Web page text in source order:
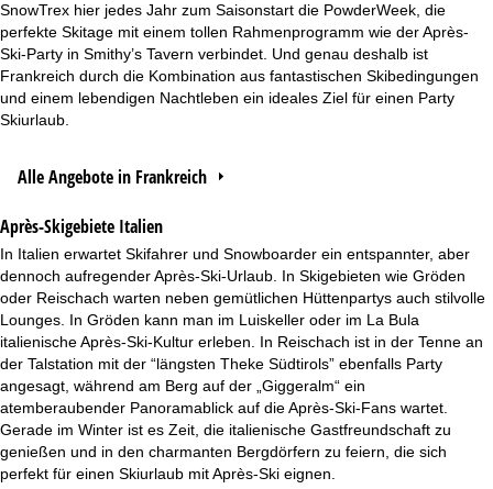
SnowTrex hier jedes Jahr zum Saisonstart die PowderWeek, die
perfekte Skitage mit einem tollen Rahmenprogramm wie der Après-
Ski-Party in Smithy’s Tavern verbindet. Und genau deshalb ist
Frankreich durch die Kombination aus fantastischen Skibedingungen
und einem lebendigen Nachtleben ein ideales Ziel für einen Party
Skiurlaub.
Alle Angebote in Frankreich
Après-Skigebiete Italien
In Italien erwartet Skifahrer und Snowboarder ein entspannter, aber
dennoch aufregender Après-Ski-Urlaub. In Skigebieten wie Gröden
oder Reischach warten neben gemütlichen Hüttenpartys auch stilvolle
Lounges. In Gröden kann man im Luiskeller oder im La Bula
italienische Après-Ski-Kultur erleben. In Reischach ist in der Tenne an
der Talstation mit der “längsten Theke Südtirols” ebenfalls Party
angesagt, während am Berg auf der „Giggeralm“ ein
atemberaubender Panoramablick auf die Après-Ski-Fans wartet.
Gerade im Winter ist es Zeit, die italienische Gastfreundschaft zu
genießen und in den charmanten Bergdörfern zu feiern, die sich
perfekt für einen Skiurlaub mit Après-Ski eignen.